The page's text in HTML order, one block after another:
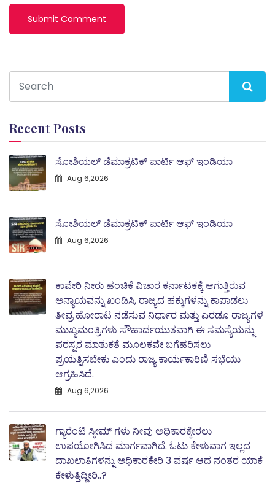
Recent Posts
ಸೋಶಿಯಲ್ ಡೆಮಾಕ್ರಟಿಕ್ ಪಾರ್ಟಿ ಆಫ್ ಇಂಡಿಯಾ
Aug 6,2026
ಸೋಶಿಯಲ್ ಡೆಮಾಕ್ರಟಿಕ್ ಪಾರ್ಟಿ ಆಫ್ ಇಂಡಿಯಾ
Aug 6,2026
ಕಾವೇರಿ ನೀರು ಹಂಚಿಕೆ ವಿಚಾರ ಕರ್ನಾಟಕಕ್ಕೆ ಆಗುತ್ತಿರುವ
ಅನ್ಯಾಯವನ್ನು ಖಂಡಿಸಿ, ರಾಜ್ಯದ ಹಕ್ಕುಗಳನ್ನು ಕಾಪಾಡಲು
ತೀವ್ರ ಹೋರಾಟ ನಡೆಸುವ ನಿರ್ಧಾರ ಮತ್ತು ಎರಡೂ ರಾಜ್ಯಗಳ
ಮುಖ್ಯಮಂತ್ರಿಗಳು ಸೌಹಾರ್ದಯುತವಾಗಿ ಈ ಸಮಸ್ಯೆಯನ್ನು
ಪರಸ್ಪರ ಮಾತುಕತೆ ಮೂಲಕವೇ ಬಗೆಹರಿಸಲು
ಪ್ರಯತ್ನಿಸಬೇಕು ಎಂದು ರಾಜ್ಯ ಕಾರ್ಯಕಾರಿಣಿ ಸಭೆಯು
ಆಗ್ರಹಿಸಿದೆ.
Aug 6,2026
ಗ್ಯಾರೆಂಟಿ ಸ್ಕೀಮ್ ಗಳು ನೀವು ಅಧಿಕಾರಕ್ಕೇರಲು
ಉಪಯೋಗಿಸಿದ ಮಾರ್ಗವಾಗಿದೆ. ಓಟು ಕೇಳುವಾಗ ಇಲ್ಲದ
ದಾಖಲಾತಿಗಳನ್ನು ಅಧಿಕಾರಕೇರಿ 3 ವರ್ಷ ಆದ ನಂತರ ಯಾಕೆ
ಕೇಳುತ್ತಿದ್ದೀರಿ..?